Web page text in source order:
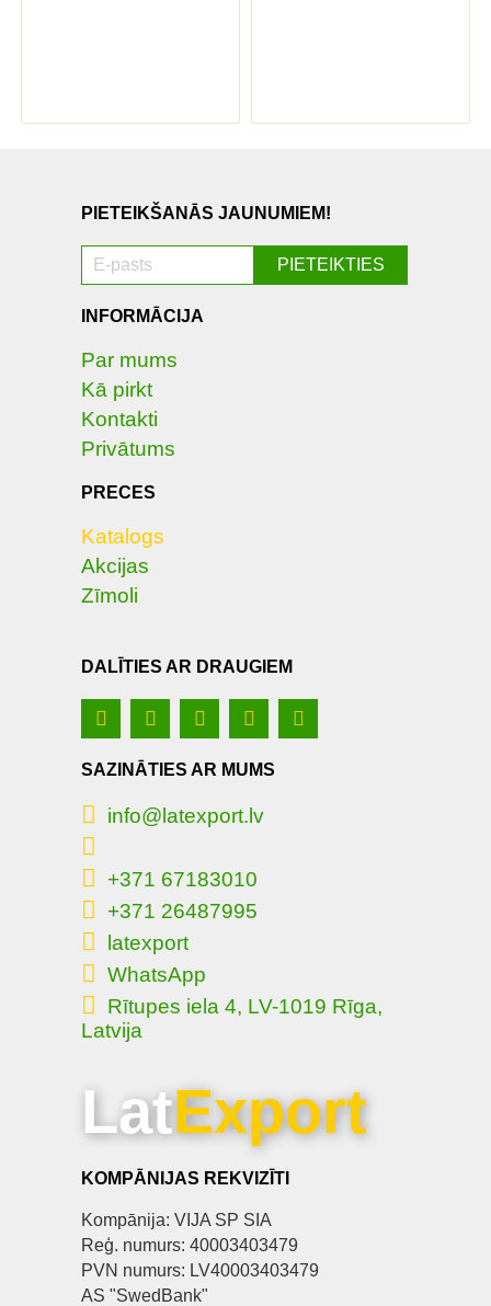
PIETEIKŠANĀS JAUNUMIEM!
INFORMĀCIJA
Par mums
Kā pirkt
Kontakti
Privātums
PRECES
Katalogs
Akcijas
Zīmoli
DALĪTIES AR DRAUGIEM
SAZINĀTIES AR MUMS
info@latexport.lv
+371 67183010
+371 26487995
latexport
WhatsApp
Rītupes iela 4, LV-1019 Rīga,
Latvija
LatExport
KOMPĀNIJAS REKVIZĪTI
Kompānija: VIJA SP SIA
Reģ. numurs: 40003403479
PVN numurs: LV40003403479
AS "SwedBank"